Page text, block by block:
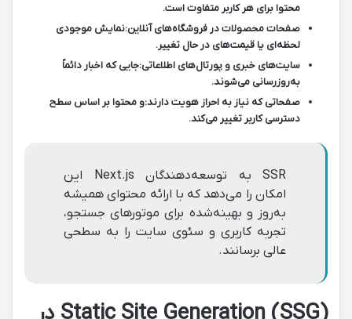
محتوا برای هر کاربر متفاوت است.
صفحات محصولات در فروشگاه‌های آنلاین:نمایش موجودی
لحظه‌ای یا قیمت‌های در حال تغییر.
سایت‌های خبری و پورتال‌های اطلاعاتی:جایی که اخبار دائماً
به‌روزرسانی می‌شوند.
صفحاتی که نیاز به احراز هویت دارند:و محتوا بر اساس سطح
دسترسی کاربر تغییر می‌کند.
SSR به توسعه‌دهندگان Next.js این
امکان را می‌دهد که با ارائه محتوای همیشه
به‌روز و بهینه‌شده برای موتورهای جستجو،
تجربه کاربری و سئوی سایت را به سطحی
عالی برسانند.